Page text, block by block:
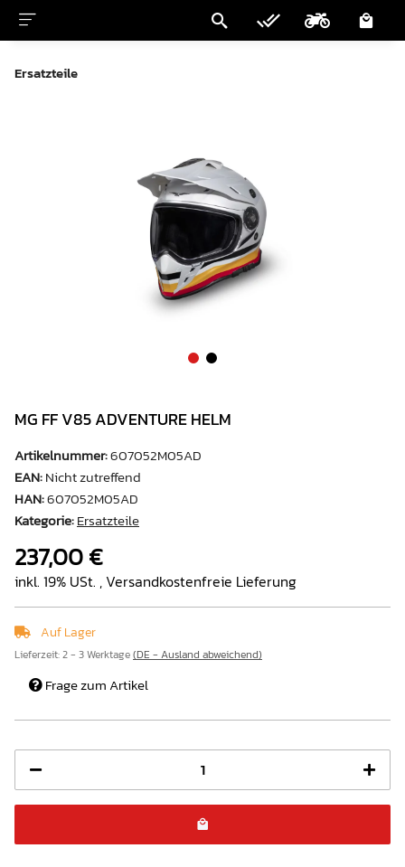
Ersatzteile
MG FF V85 ADVENTURE HELM
Artikelnummer:607052M05AD
EAN:Nicht zutreffend
HAN:607052M05AD
Kategorie:Ersatzteile
237,00 €
inkl. 19% USt. , Versandkostenfreie Lieferung
Auf Lager
Lieferzeit:2 - 3 Werktage(DE - Ausland abweichend)
Frage zum Artikel